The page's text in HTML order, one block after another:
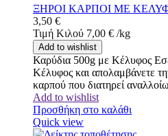
ΞΗΡΟΙ ΚΑΡΠΟΙ ΜΕ
3,50 €
Τιμή Κιλού 7,00 € /kg
Add to wishlist
Καρύδια 500g με Κέλυφος
Κέλυφος και απολαμβάνετε
καρπού που διατηρεί
Add to wishlist
Προσθήκη στο καλάθι
Quick view